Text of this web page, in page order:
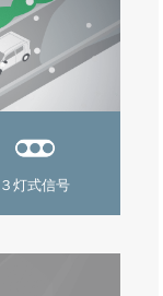
３灯式信号